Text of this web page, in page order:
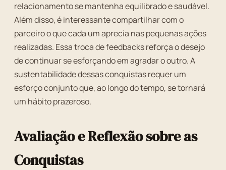
relacionamento se mantenha equilibrado e saudável.
Além disso, é interessante compartilhar com o
parceiro o que cada um aprecia nas pequenas ações
realizadas. Essa troca de feedbacks reforça o desejo
de continuar se esforçando em agradar o outro. A
sustentabilidade dessas conquistas requer um
esforço conjunto que, ao longo do tempo, se tornará
um hábito prazeroso.
Avaliação e Reflexão sobre as
Conquistas